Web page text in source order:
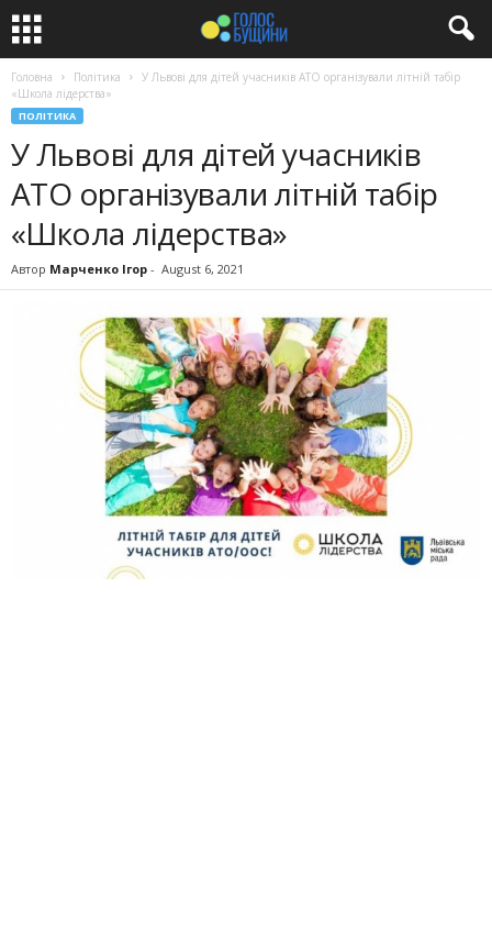
Головна Політика
У Львові для дітей учасників АТО організували літній табір
«Школа лідерства»
ПОЛІТИКА
У Львові для дітей учасників
АТО організували літній табір
«Школа лідерства»
Автор Марченко Ігор - August 6, 2021